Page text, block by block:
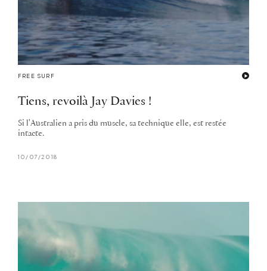
FREE SURF
Tiens, revoilà Jay Davies !
Si l'Australien a pris du muscle, sa technique elle, est restée
intacte.
10/07/2018